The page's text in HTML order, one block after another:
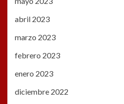
abril 2023
marzo 2023
febrero 2023
enero 2023
diciembre 2022